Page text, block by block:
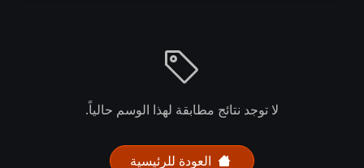
لا توجد نتائج مطابقة لهذا الوسم حالياً.
العودة للرئيسية